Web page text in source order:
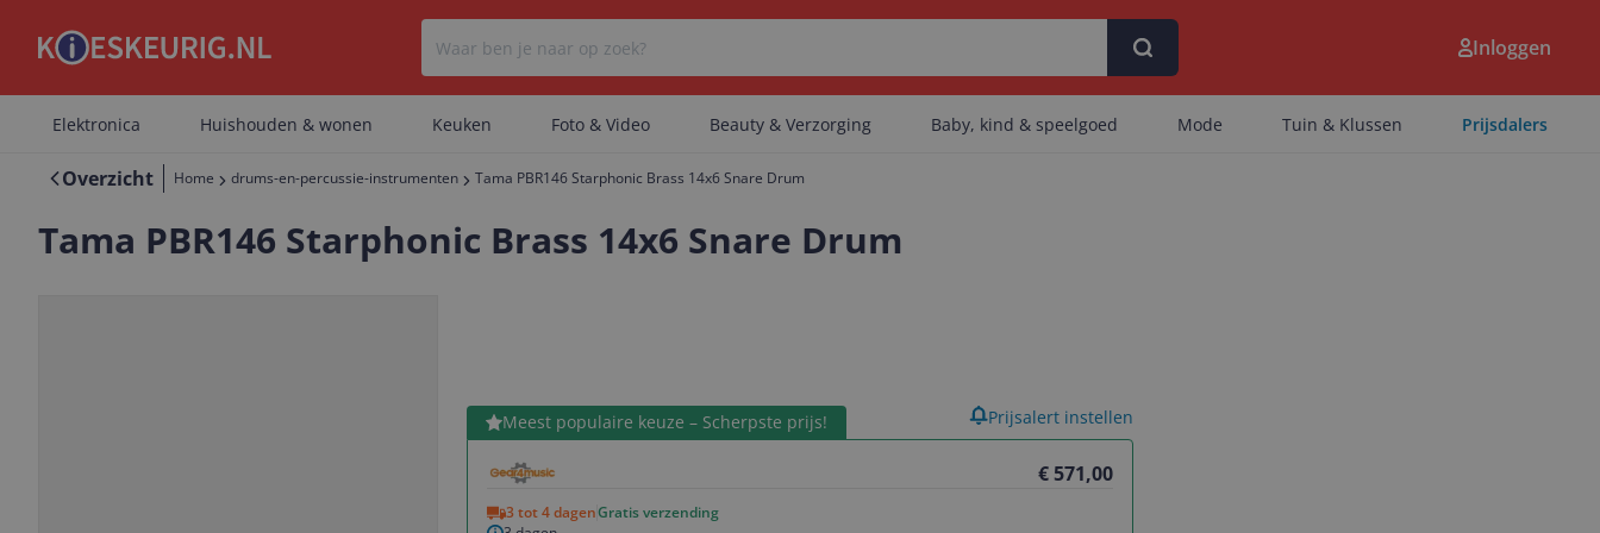
Er zijn geen artikelen gevonden.
Inloggen
Elektronica Huishouden & wonen Keuken Foto & Video Beauty & Verzorging Baby, kind & speelgoed Mode Tuin & Klussen Prijsdalers
Overzicht Home drums-en-percussie-instrumenten Tama PBR146 Starphonic Brass 14x6 Snare Drum
Tama PBR146 Starphonic Brass 14x6 Snare Drum
Meest populaire keuze – Scherpste prijs!
€ 571,00
3 tot 4 dagenGratis verzending
Bekijk product Prijsalert instellen